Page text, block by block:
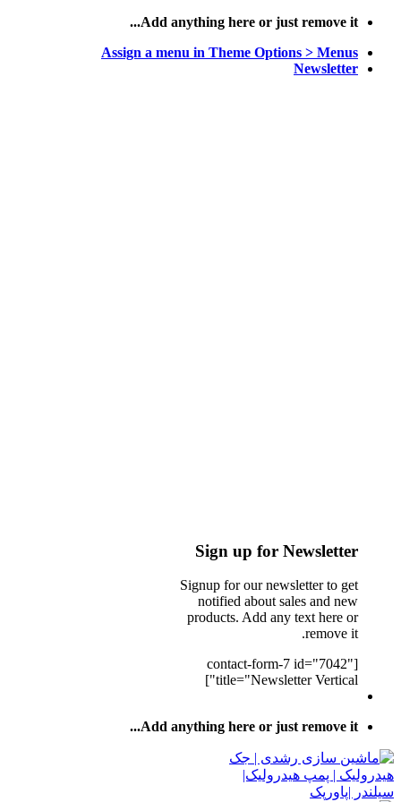
پرش
محتوا
Add anything here or just remove it...
Assign a menu in Theme Options > Menus
Newsletter
Sign up for Newsletter
Signup for our newsletter to get
notified about sales and new
products. Add any text here or
remove it.
[contact-form-7 id="7042"
title="Newsletter Vertical"]
Add anything here or just remove it...